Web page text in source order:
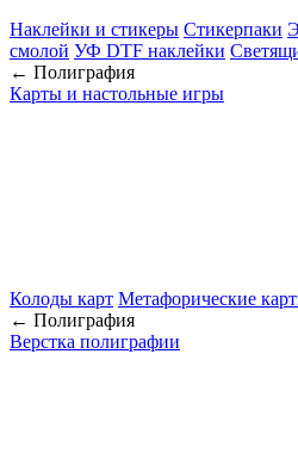
Наклейки и стикеры Стикерпаки
смолой УФ DTF наклейки
← Полиграфия
Карты и настольные игры
Колоды карт Метафорические
← Полиграфия
Верстка полиграфии